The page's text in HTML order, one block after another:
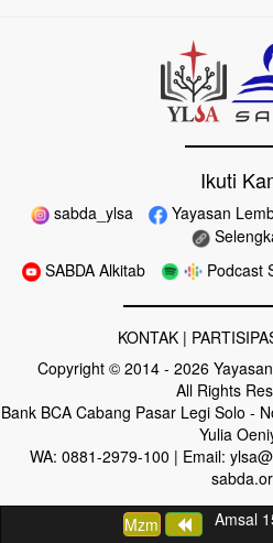
Mzm Amsal
Ikuti
sabda_ylsa Yayasan
SABDA Alkitab
Podcast
KONTAK|
Copyright © 2014 - 2026
All Rights
Bank BCA Cabang Pasar Legi Solo -
Yulia
WA: 0881-2979-100 | Email: